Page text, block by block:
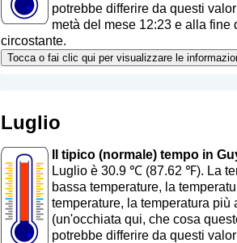
potrebbe differire da questi
metà del mese 12:23 e alla
circostante.
Tocca o fai clic qui per visualizzare le
Luglio
Il tipico (normale) tempo in
Luglio è 30.9 ℃ (87.62 ℉). La
bassa temperature, la
temperature, la temperatura
(un'occhiata qui, che cosa
potrebbe differire da questi